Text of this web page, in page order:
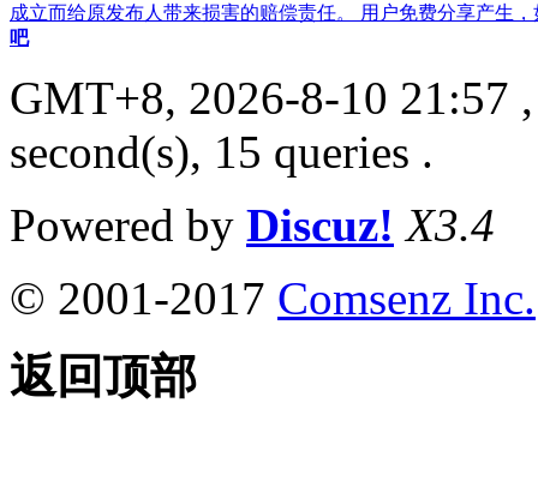
成立而给原发布人带来损害的赔偿责任。 用户免费分享产生
吧
GMT+8, 2026-8-10 21:57
second(s), 15 queries .
Powered by Discuz! X3.4
© 2001-2017 Comsenz Inc.
返回顶部